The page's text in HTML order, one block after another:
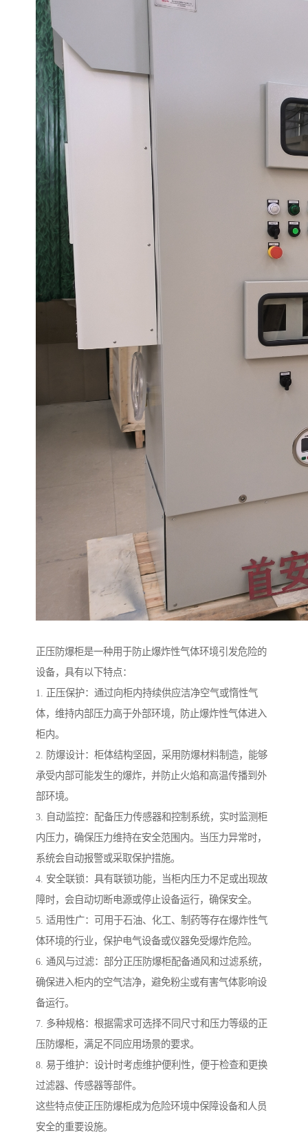
正压防爆柜是一种用于防止爆炸性气体环境引发危险的
设备，具有以下特点：
1. 正压保护：通过向柜内持续供应洁净空气或惰性气
体，维持内部压力高于外部环境，防止爆炸性气体进入
柜内。
2. 防爆设计：柜体结构坚固，采用防爆材料制造，能够
承受内部可能发生的爆炸，并防止火焰和高温传播到外
部环境。
3. 自动监控：配备压力传感器和控制系统，实时监测柜
内压力，确保压力维持在安全范围内。当压力异常时，
系统会自动报警或采取保护措施。
4. 安全联锁：具有联锁功能，当柜内压力不足或出现故
障时，会自动切断电源或停止设备运行，确保安全。
5. 适用性广：可用于石油、化工、制药等存在爆炸性气
体环境的行业，保护电气设备或仪器免受爆炸危险。
6. 通风与过滤：部分正压防爆柜配备通风和过滤系统，
确保进入柜内的空气洁净，避免粉尘或有害气体影响设
备运行。
7. 多种规格：根据需求可选择不同尺寸和压力等级的正
压防爆柜，满足不同应用场景的要求。
8. 易于维护：设计时考虑维护便利性，便于检查和更换
过滤器、传感器等部件。
这些特点使正压防爆柜成为危险环境中保障设备和人员
安全的重要设施。